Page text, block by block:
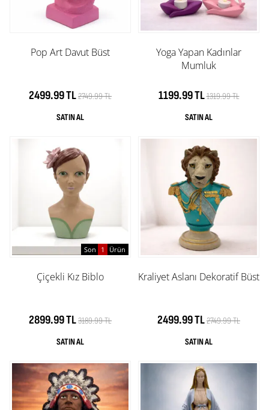
Pop Art Davut Büst
2499.99 TL2749.99 TL
Yoga Yapan Kadınlar
Mumluk
1199.99 TL1319.99 TL
Son 1 Ürün
Çiçekli Kız Biblo
2899.99 TL3189.99 TL
Kraliyet Aslanı Dekoratif Büst
2499.99 TL2749.99 TL